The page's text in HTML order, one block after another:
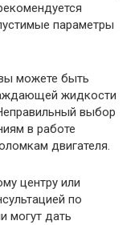
параметры
можете быть
жидкости
выбор
в работе
двигателя.
центру или
по
могут дать